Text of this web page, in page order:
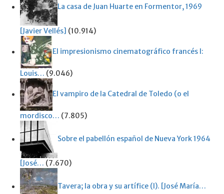
La casa de Juan Huarte en Formentor, 1969
[Javier Vellés] (10.914)
El impresionismo cinematográfico francés I:
Louis… (9.046)
El vampiro de la Catedral de Toledo (o el
mordisco… (7.805)
Sobre el pabellón español de Nueva York 1964
[José… (7.670)
Tavera; la obra y su artífice (I). [José María…